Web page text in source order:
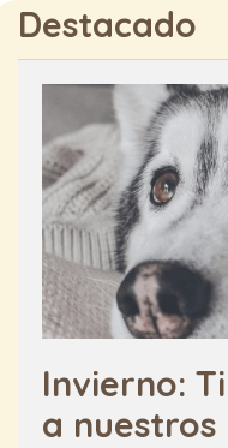
Destacado
Invierno:
a